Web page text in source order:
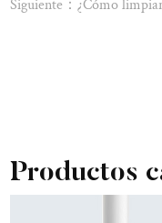
Siguiente：¿Cómo
Productos